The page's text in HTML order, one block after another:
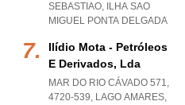
SEBASTIAO, ILHA SAO
MIGUEL PONTA DELGADA
Ilídio Mota - Petróleos
E Derivados, Lda
MAR DO RIO CÁVADO 571,
4720-539, LAGO AMARES,